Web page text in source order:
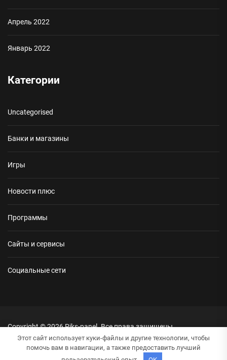
Апрель 2022
Январь 2022
Категории
Uncategorised
Банки и магазины
Игры
Новости плюс
Программы
Сайты и сервисы
Социальные сети
Copyright © 2026Piks-panel.Все права защищены.
Тема: NewsRepublic ОтThemeinwp. На платформеWordPress.
Этот сайт использует куки-файлы и другие технологии, чтобы
помочь вам в навигации, а также предоставить лучший